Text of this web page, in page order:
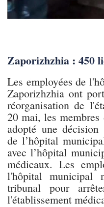
Zaporizhzhia : 450
Les employées de
Zaporizhzhia ont
réorganisation de
20 mai, les
adopté une
de l’hôpital
avec l’hôpital
médicaux. Les
l'hôpital municipal
tribunal pour
l'établissement